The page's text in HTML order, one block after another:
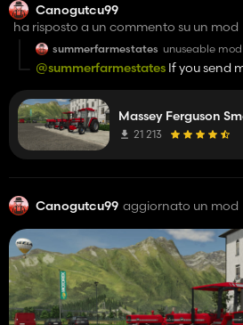
Canogutcu99
ha risposto a un commento su un mod
summerfarmestates unuseable
showing at all
mods before
@summerfarmestates If you send
Massey Ferguson
21 213
Canogutcu99 aggiornato un mod